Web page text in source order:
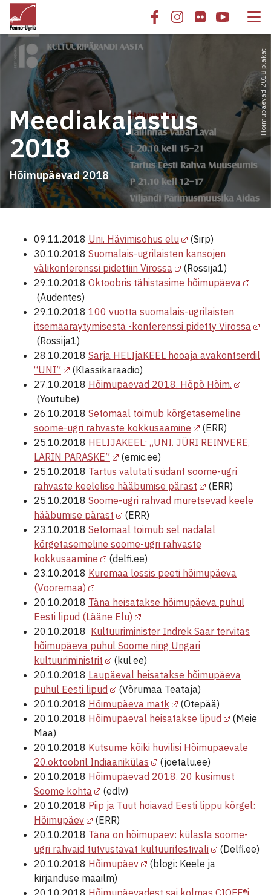
Hõimupäevad 2018 plakat
Meediakajastus
2018
Hõimupäevad 2018
09.11.2018 Uni. Hävimisohus elu
(Sirp)
30.10.2018 Suomalais-ugrilaisten kansojen
välikonferenssi pidettiin Virossa
(Rossija1)
29.10.2018 Oktoobris tähistasime hõimupäeva
(Audentes)
29.10.2018 100 vuotta suomalais-ugrilaisten
itsemääräytymisestä -konferenssi pidetty Virossa
(Rossija1)
28.10.2018 Sarja HELIjaKEEL hooaja avakontserdil
“UNI”
(Klassikaraadio)
27.10.2018 Hõimupäevad 2018. Hõpõ Hõim.
(Youtube)
26.10.2018 Setomaal toimub kõrgetasemeline
soome-ugri rahvaste kokkusaamine
(ERR)
25.10.2018 HELIJAKEEL: „UNI. JÜRI REINVERE,
LARIN PARASKE”
(emic.ee)
25.10.2018 Tartus valutati südant soome-ugri
rahvaste keelelise hääbumise pärast
(ERR)
25.10.2018 Soome-ugri rahvad muretsevad keele
hääbumise pärast
(ERR)
23.10.2018 Setomaal toimub sel nädalal
kõrgetasemeline soome-ugri rahvaste
kokkusaamine
(delfi.ee)
23.10.2018 Kuremaa lossis peeti hõimupäeva
(Vooremaa)
20.10.2018 Täna heisatakse hõimupäeva puhul
Eesti lipud (Lääne Elu)
20.10.2018 Kultuuriminister Indrek Saar tervitas
hõimupäeva puhul Soome ning Ungari
kultuuriministrit
(kul.ee)
20.10.2018 Laupäeval heisatakse hõimupäeva
puhul Eesti lipud
(Võrumaa Teataja)
20.10.2018 Hõimupäeva matk
(Otepää)
20.10.2018 Hõimupäeval heisatakse lipud
(Meie
Maa)
20.10.2018 Kutsume kõiki huvilisi Hõimupäevale
20.oktoobril Indiaanikülas
(joetalu.ee)
20.10.2018 Hõimupäevad 2018. 20 küsimust
Soome kohta
(edlv)
20.10.2018 Piip ja Tuut hoiavad Eesti lippu kõrgel:
Hõimupäev
(ERR)
20.10.2018 Täna on hõimupäev: külasta soome-
ugri rahvaid tutvustavat kultuurifestivali
(Delfi.ee)
20.10.2018 Hõimupäev
(blogi: Keele ja
kirjanduse maailm)
20.10.2018 Hõimupäevadest sai kolmas CIOFF®i